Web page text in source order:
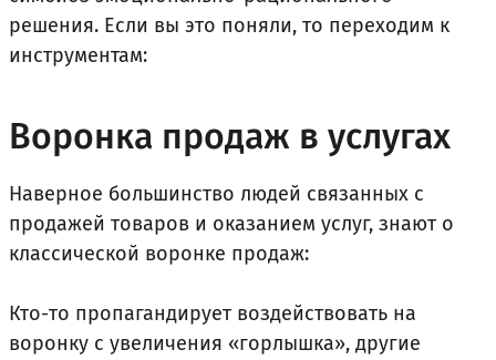
решения. Если вы это поняли, то переходим к
инструментам:
Воронка продаж в услугах
Наверное большинство людей связанных с
продажей товаров и оказанием услуг, знают о
классической воронке продаж:
Кто-то пропагандирует воздействовать на
воронку с увеличения «горлышка», другие